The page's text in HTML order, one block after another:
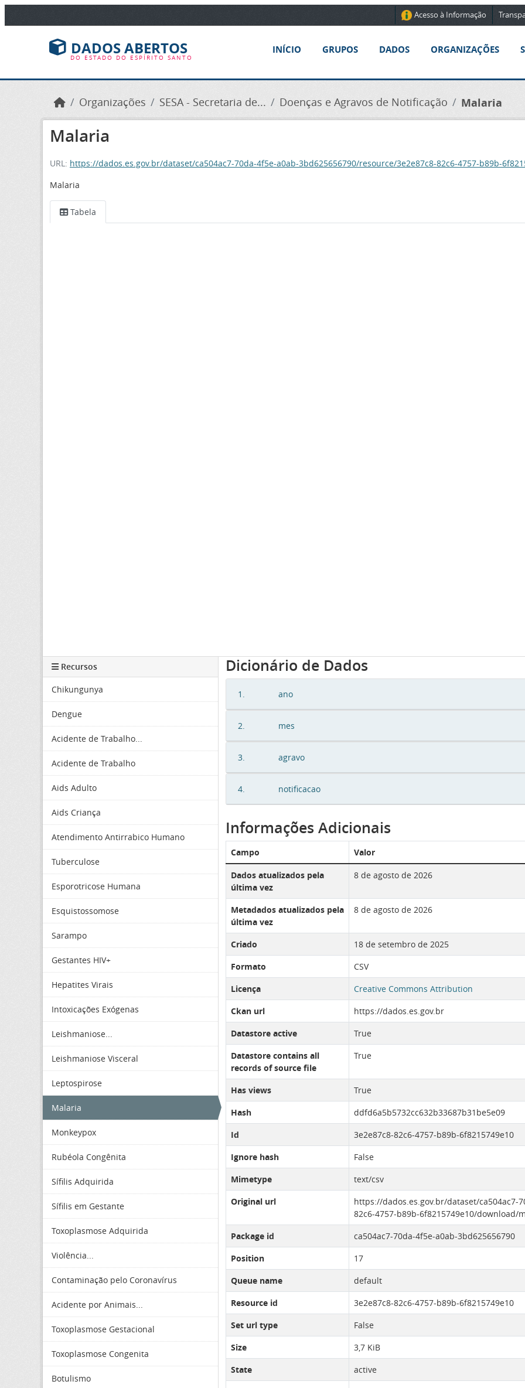
Ir para o conteúdo principal
Acesso à Informação
DADOS ABERTOS
DO ESTADO DO ESPÍRITO SANTO
INÍCIO GRUPOS DADOS ORGANIZAÇÕES
Organizações SESA - Secretaria de... Doenças e Agravos de Notificação Malaria
Malaria
URL: https://dados.es.gov.br/dataset/ca504ac7-70da-4f5e-a0ab-3bd625656790/resource/3e2e87c8-82c6-4757-b89b-
Malaria
Tabela
Recursos
Chikungunya
Dengue
Acidente de Trabalho...
Acidente de Trabalho
Aids Adulto
Aids Criança
Atendimento Antirrabico Humano
Tuberculose
Esporotricose Humana
Esquistossomose
Sarampo
Gestantes HIV+
Hepatites Virais
Intoxicações Exógenas
Leishmaniose...
Leishmaniose Visceral
Leptospirose
Malaria
Monkeypox
Rubéola Congênita
Sífilis Adquirida
Sífilis em Gestante
Toxoplasmose Adquirida
Violência...
Contaminação pelo Coronavírus
Acidente por Animais...
Toxoplasmose Gestacional
Toxoplasmose Congenita
Botulismo
Dicionário de Dados
1. ano
2. mes
3. agravo
4. notificacao
Informações Adicionais
Campo Valor
Dados atualizados pela
última vez
8 de agosto de 2026
Metadados atualizados pela
última vez
8 de agosto de 2026
Criado
18 de setembro de 2025
Formato
CSV
Licença
Creative Commons Attribution
Ckan url
https://dados.es.gov.br
Datastore active
True
Datastore contains all
records of source file
True
Has views
True
Hash
ddfd6a5b5732cc632b33687b31be5e09
Id
3e2e87c8-82c6-4757-b89b-6f8215749e10
Ignore hash
False
Mimetype
text/csv
Original url
https://dados.es.gov.br/dataset/ca504ac7-
82c6-4757-b89b-6f8215749e10/download/
Package id
ca504ac7-70da-4f5e-a0ab-3bd625656790
Position
17
Queue name
default
Resource id
3e2e87c8-82c6-4757-b89b-6f8215749e10
Set url type
False
Size
3,7 KiB
State
active